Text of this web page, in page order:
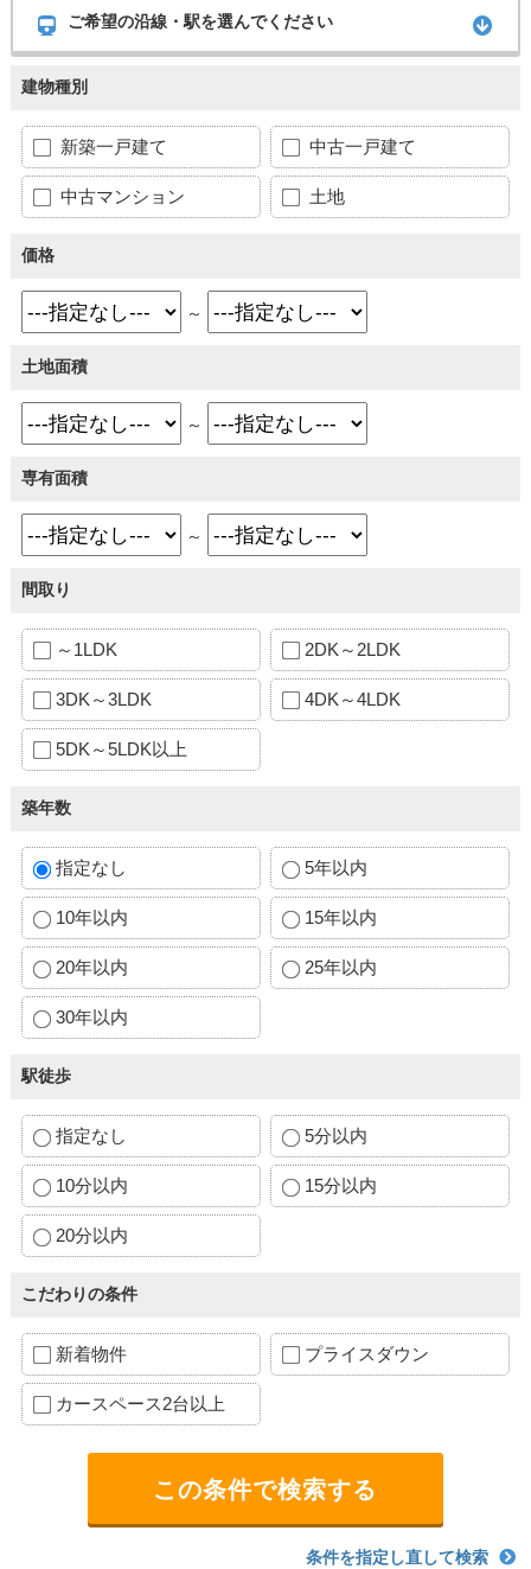
ご希望の沿線・駅を選んでください
建物種別
新築一戸建て 中古一戸建て
中古マンション 土地
価格
～
土地面積
～
専有面積
～
間取り
～1LDK 2DK～2LDK
3DK～3LDK 4DK～4LDK
5DK～5LDK以上
築年数
指定なし 5年以内
10年以内 15年以内
20年以内 25年以内
30年以内
駅徒歩
指定なし 5分以内
10分以内 15分以内
20分以内
こだわりの条件
新着物件 プライスダウン
カースペース2台以上
条件を指定し直して検索